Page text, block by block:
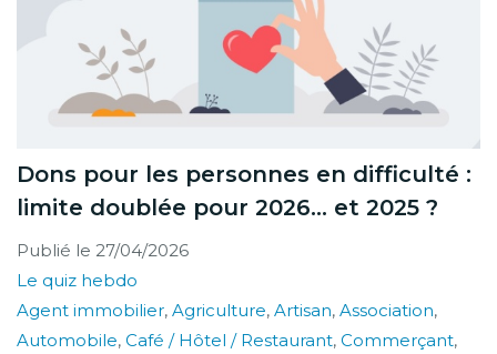
Dons pour les personnes en difficulté :
limite doublée pour 2026… et 2025 ?
Publié le 27/04/2026
Le quiz hebdo
Agent immobilier, Agriculture, Artisan, Association,
Automobile, Café / Hôtel / Restaurant, Commerçant,